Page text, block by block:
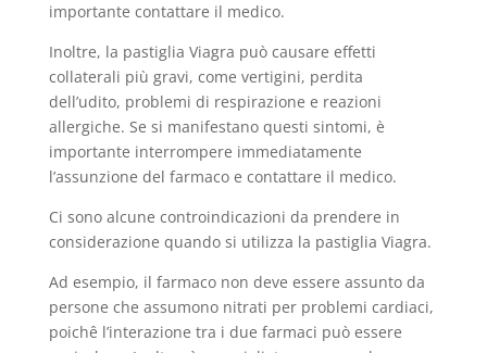
importante contattare il medico.
Inoltre, la pastiglia Viagra può causare effetti
collaterali più gravi, come vertigini, perdita
dell’udito, problemi di respirazione e reazioni
allergiche. Se si manifestano questi sintomi, è
importante interrompere immediatamente
l’assunzione del farmaco e contattare il medico.
Ci sono alcune controindicazioni da prendere in
considerazione quando si utilizza la pastiglia Viagra.
Ad esempio, il farmaco non deve essere assunto da
persone che assumono nitrati per problemi cardiaci,
poichê l’interazione tra i due farmaci può essere